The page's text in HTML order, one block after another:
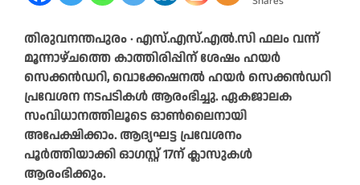
തിരുവനന്തപുരം ∙ എസ്.എസ്.എൽ.സി ഫലം വന്ന്
മൂന്നാഴ്ചത്തെ കാത്തിരിപ്പിന് ശേഷം ഹയർ
സെക്കൻഡറി, വൊക്കേഷനൽ ഹയർ സെക്കൻഡറി
പ്രവേശന നടപടികൾ ആരംഭിച്ചു. ഏകജാലക
സംവിധാനത്തിലൂടെ ഓൺലൈനായി
അപേക്ഷിക്കാം. ആദ്യഘട്ട പ്രവേശനം
പൂർത്തിയാക്കി ഓഗസ്റ്റ് 17ന് ക്ലാസുകൾ
ആരംഭിക്കും.